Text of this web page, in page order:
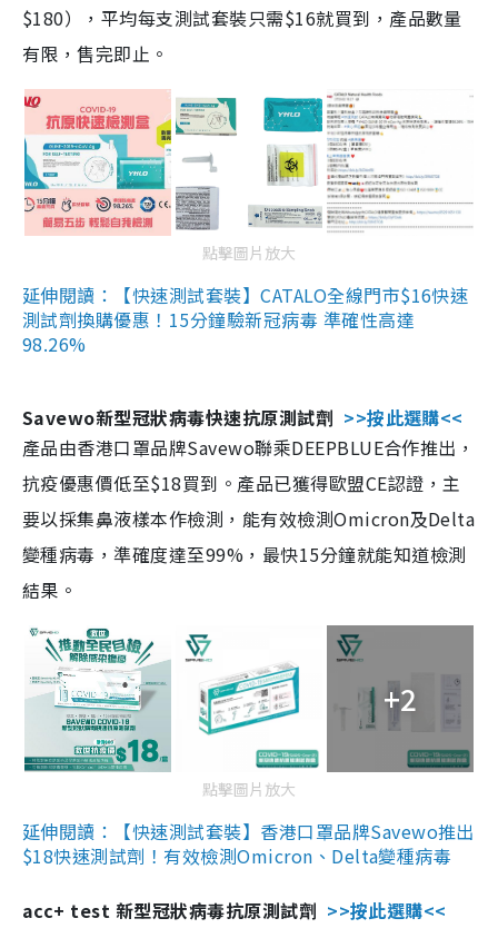
$180），平均每支測試套裝只需$16就買到，產品數量
有限，售完即止。
點擊圖片放大
延伸閱讀：【快速測試套裝】CATALO全線門市$16快速
測試劑換購優惠！15分鐘驗新冠病毒 準確性高達
98.26%
Savewo新型冠狀病毒快速抗原測試劑 >>按此選購<<
產品由香港口罩品牌Savewo聯乘DEEPBLUE合作推出，
抗疫優惠價低至$18買到。產品已獲得歐盟CE認證，主
要以採集鼻液樣本作檢測，能有效檢測Omicron及Delta
變種病毒，準確度達至99%，最快15分鐘就能知道檢測
結果。
+2
點擊圖片放大
延伸閱讀：【快速測試套裝】香港口罩品牌Savewo推出
$18快速測試劑！有效檢測Omicron、Delta變種病毒
acc+ test 新型冠狀病毒抗原測試劑 >>按此選購<<